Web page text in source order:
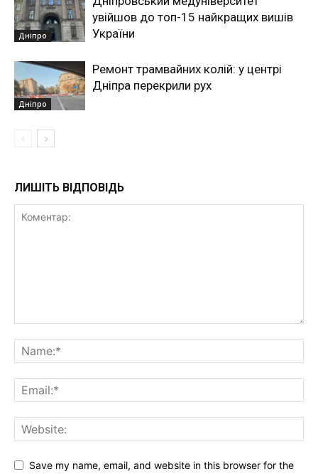
Дніпро
увійшов до топ-15 найкращих вишів
України
Дніпро
Ремонт трамвайних колій: у центрі
Дніпра перекрили рух
ЛИШІТЬ ВІДПОВІДЬ
Save my name, email, and website in this browser for the